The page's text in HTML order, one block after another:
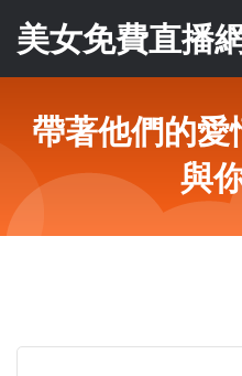
美女免費直播
帶著他們的
與